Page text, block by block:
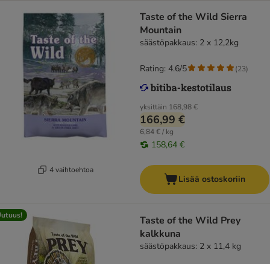
4 vaihtoehtoa
Taste of the Wild Sierra
Mountain
säästöpakkaus: 2 x 12,2kg
yksittäin 168,98 €
166,99 €
6,84 € / kg
158,64 €
Rating: 4.6/5 (23)
Lisää ostoskoriin
Taste of the Wild Prey
kalkkuna
säästöpakkaus: 2 x 11,4 kg